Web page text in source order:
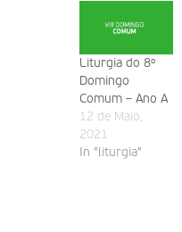
Liturgia do 8º
Domingo
Comum – Ano A
12 de Maio,
2021
In "liturgia"